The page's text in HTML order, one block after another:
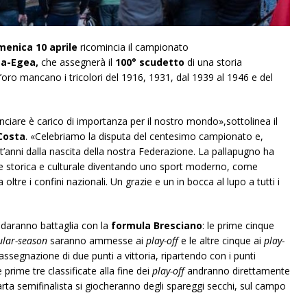
10 aprile ricomincia il campionato
Egea, che assegnerà il 100° scudetto di una storia
mancano i tricolori del 1916, 1931, dal 1939 al 1946 e del
è carico di importanza per il nostro mondo»,sottolinea il
. «Celebriamo la disputa del centesimo campionato e,
dalla nascita della nostra Federazione. La pallapugno ha
storica e culturale diventando uno sport moderno, come
oltre i confini nazionali. Un grazie e un in bocca al lupo a tutti i
battaglia con la formula Bresciano: le prime cinque
season saranno ammesse ai play-offe le altre cinque ai play-
di due punti a vittoria, ripartendo con i punti
prime tre classificate alla fine dei play-offandranno direttamente
semifinalista si giocheranno degli spareggi secchi, sul campo